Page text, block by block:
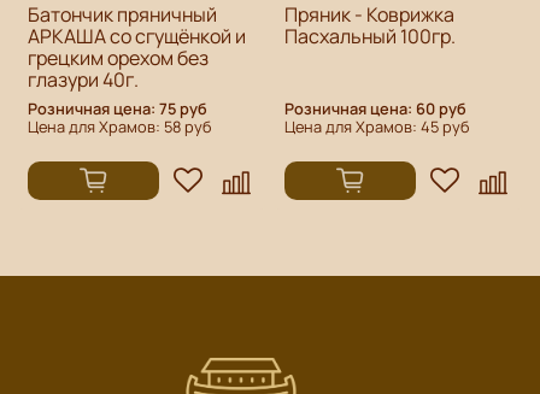
Батончик пряничный
АРКАША со сгущёнкой и
грецким орехом без
глазури 40г.
Розничная цена: 75 руб
Цена для Храмов: 58 руб
Пряник - Коврижка
Пасхальный 100гр.
Розничная цена: 60 руб
Цена для Храмов: 45 руб